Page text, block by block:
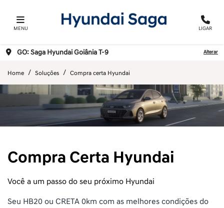
MENU LIGAR
GO: Saga Hyundai Goiânia T-9 Alterar
Home Soluções Compra certa Hyundai
Compra Certa Hyundai
Você a um passo do seu próximo Hyundai
Seu HB20 ou CRETA 0km com as melhores condições do